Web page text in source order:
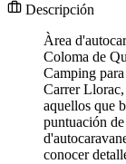
Descripción
Àrea
Coloma de
Camping
Carrer Llorac,
aquellos que
puntuación
conocer